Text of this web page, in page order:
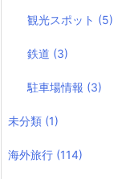
観光スポット (5)
鉄道 (3)
駐車場情報 (3)
未分類 (1)
海外旅行 (114)